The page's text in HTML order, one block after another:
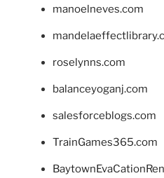
manoelneves.com
roselynns.com
balanceyoganj.com
salesforceblogs.com
TrainGames365.com